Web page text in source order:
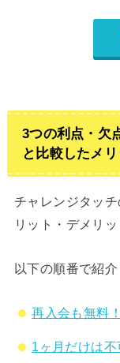
3つの利点・欠
と比較したメ
チャレンジタッ
リット・デメリ
以下の順番で紹介
再入会も無料
1ヶ月だけは